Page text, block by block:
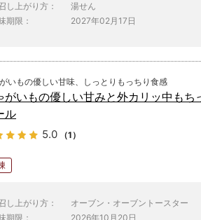
し上がり方：
湯せん
期限：
2027年02月17日
いもの優しい甘味、しっとりもっちり食感
がいもの優しい甘みと外カリッ中もち
ル
5.0 （1）
し上がり方：
オーブン・オーブントースター
期限：
2026年10月20日